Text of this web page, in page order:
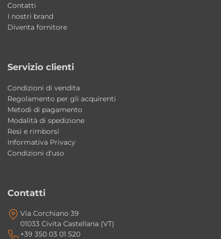
Il lavabo può essere installato sospeso?
Sì, il lavabo Camaleo può essere installato sia
Sì, la ceramica Colavene garantisce superfici
resistenti, igieniche e semplici da mantenere
nel tempo.
Il lavabo Camaleo è adatto a bagni
contemporanei?
Contatti
I nostri brand
Diventa fornitore
Servizio clienti
Condizioni di vendita
Regolamento per gli acquirenti
Metodi di pagamento
Modalità di spedizione
Resi e rimborsi
Informativa Privacy
Condizioni d'uso
Contatti
Via Corchiano 39
01033 Civita Castellana (VT)
+39 350 03 01 520